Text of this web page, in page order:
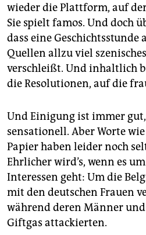
wieder die Plattform, auf
Sie spielt famos. Und doch
dass eine Geschichtsstunde
Quellen allzu viel
verschleißt. Und inhaltlich
die Resolutionen, auf die
Und Einigung ist immer
sensationell. Aber Worte
Papier haben leider noch
Ehrlicher wird’s, wenn es
Interessen geht: Um die
mit den deutschen Frauen
während deren Männer
Giftgas attackierten.